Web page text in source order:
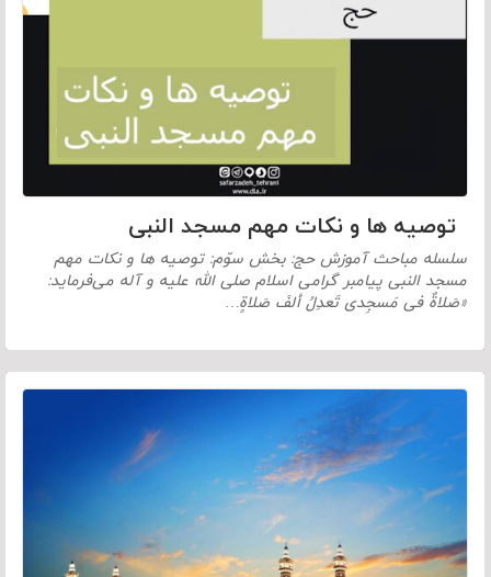
توصیه ها و نکات مهم مسجد النبی
سلسله مباحث آموزش حج: بخش سوّم: توصیه ها و نکات مهم
مسجد النبی پیامبر گرامی اسلام صلى الله عليه و آله می‌فرماید:
«صَلاةٌ فی مَسجِدی تَعدِلُ ألفَ صَلاةٍ…